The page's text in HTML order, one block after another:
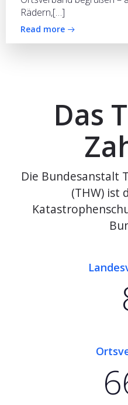
Rädern,[…]
Read more
Das
Die Bundesanstalt
(THW) ist